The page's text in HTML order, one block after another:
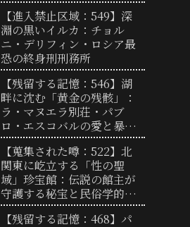
【進入禁止区域：549】深
淵の黒いイルカ：チョル
ニ・デリフィン・ロシア最
恐の終身刑刑務所
【残留する記憶：546】湖
畔に沈む「黄金の残骸」：
ラ・マヌエラ別荘・パブ
ロ・エスコバルの愛と暴力
が交差する廃墟
【蒐集された噂：522】北
関東に屹立する「性の聖
域」珍宝館：伝説の館主が
守護する秘宝と民俗学的迷
宮
【残留する記憶：468】パ